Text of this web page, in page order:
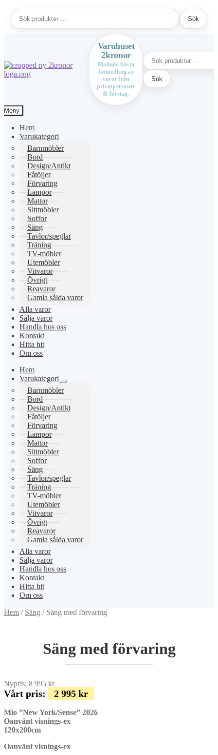
Sök
efter:
Sök
Hoppa
Hoppa
Varuhuset
2kronor
Malmös bästa
förmedling av
varor från
privatpersoner
& företag.
Sök
efter:
Sök
Meny
Hem
Varukategori
Barnmöbler
Bord
Design/Antikt
Fåtöljer
Förvaring
Lampor
Mattor
Sittmöbler
Soffor
Säng
Tavlor/speglar
Träning
TV-möbler
Utemöbler
Vitvaror
Övrigt
Reavaror
Gamla sålda varor
Alla varor
Sälja varor
Handla hos oss
Kontakt
Hitta hit
Om oss
Hem
Varukategori
Expandera
undermeny
Barnmöbler
Bord
Design/Antikt
Fåtöljer
Förvaring
Lampor
Mattor
Sittmöbler
Soffor
Säng
Tavlor/speglar
Träning
TV-möbler
Utemöbler
Vitvaror
Övrigt
Reavaror
Gamla sålda varor
Alla varor
Sälja varor
Handla hos oss
Kontakt
Hitta hit
Om oss
Hem / Säng / Säng med förvaring
Säng med förvaring
Nypris: 8 995 kr
Vårt pris: 2 995 kr
Mio ”New York/Sense” 2026
Oanvänt visnings-ex
120x200cm
Oanvänt visnings-ex